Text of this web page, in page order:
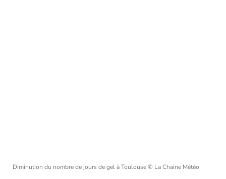
Diminution du nombre de jours de gel à Toulouse© La Chaine Météo